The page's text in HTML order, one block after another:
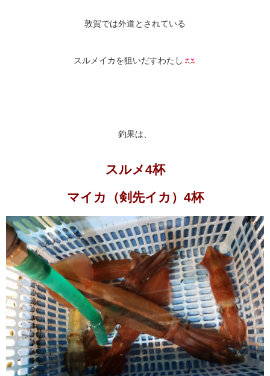
敦賀では外道とされている
スルメイカを狙いだすわたし
釣果は、
スルメ4杯
マイカ（剣先イカ）4杯